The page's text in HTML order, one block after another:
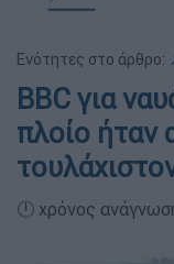
Ενότητες στο άρθρο:
BBC για
πλοίο ήταν
🕛 χρόνος